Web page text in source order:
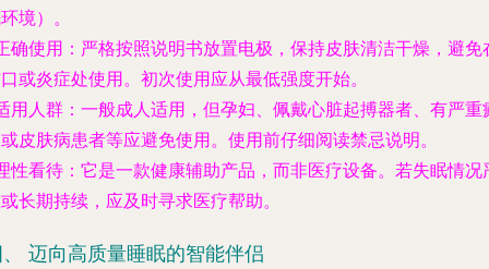
境）。
确使用 ：严格按照说明书放置电极，保持皮肤清洁干燥，避免
或炎症处使用。初次使用应从最低强度开始。
用人群 ：一般成人适用，但孕妇、佩戴心脏起搏器者、有严重
皮肤病患者等应避免使用。使用前仔细阅读禁忌说明。
性看待 ：它是一款健康辅助产品，而非医疗设备。若失眠情况
长期持续，应及时寻求医疗帮助。
迈向高质量睡眠的智能伴侣